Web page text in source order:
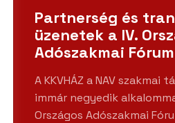
Partnerség és
üzenetek a IV.
Adószakmai
A KKVHÁZ a NAV szakmai
immár negyedik
Országos Adószakmai